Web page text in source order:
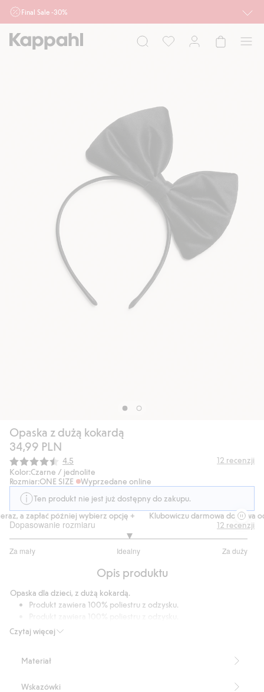
Final Sale -30%
działu outlet do 10.8 w sklepach Kappahl i Newbie oraz na kappahl.com. Ofert
nie łączymy
Opaska z dużą kokardą
34,99 PLN
Średnia ocena:
4.5 12 recenzji
Kolor:Czarne / jednolite
Rozmiar:ONE SIZE
Wyprzedane online
Ten produkt nie jest już dostępny do zakupu.
a zapłać później wybierz opcję +
Klubowiczu darmowa dostawa od
Dopasowanie rozmiaru
Za mały Idealny Za duży
na
11
głosów
12 recenzji
Opis produktu
Czytaj więcej
Opaska dla dzieci, z dużą kokardą.
Produkt zawiera 100% poliestru z odzysku.
Numer artykułu
Materiał
Wskazówki